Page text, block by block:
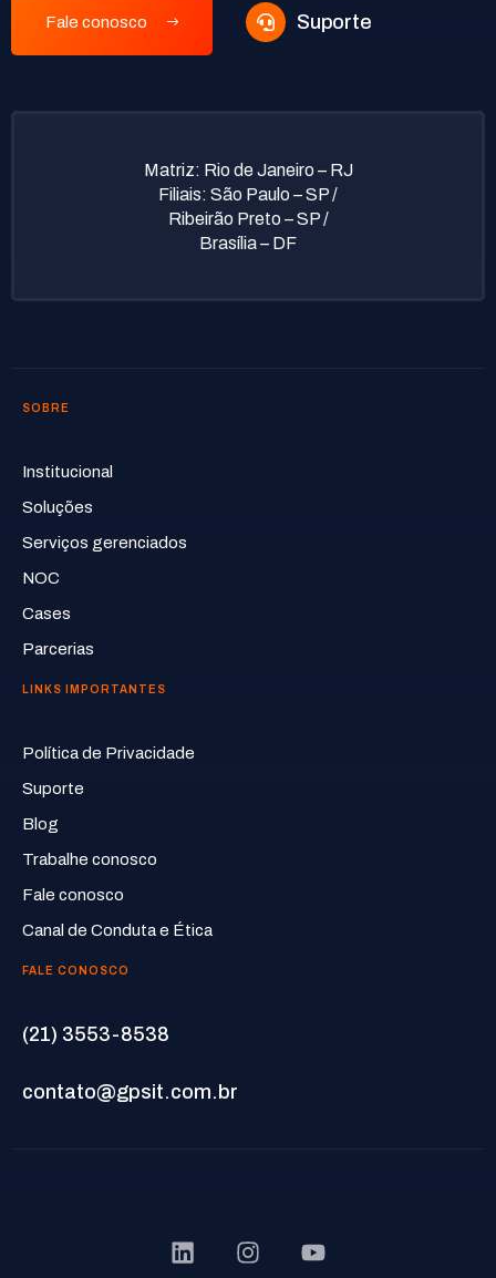
Fale conosco Suporte
Matriz: Rio de Janeiro – RJ
Filiais: São Paulo – SP /
Ribeirão Preto – SP /
Brasília – DF
SOBRE
Institucional
Soluções
Serviços gerenciados
NOC
Cases
Parcerias
LINKS IMPORTANTES
Política de Privacidade
Suporte
Blog
Trabalhe conosco
Fale conosco
Canal de Conduta e Ética
FALE CONOSCO
(21) 3553-8538
contato@gpsit.com.br